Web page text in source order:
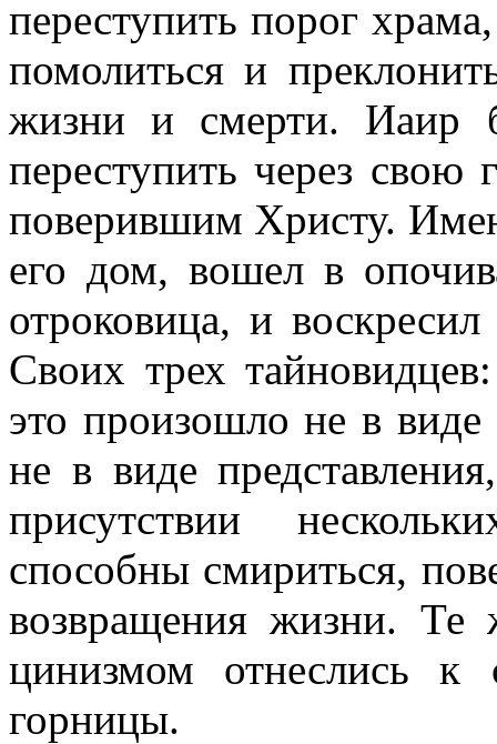
переступить порог
помолиться и
жизни и смерти. Иаир
переступить через
поверившим Христу.
его дом, вошел в
отроковица, и
Своих трех
это произошло не в виде
не в виде
присутствии
способны смириться,
возвращения жизни. Те
цинизмом отнеслись к
горницы.